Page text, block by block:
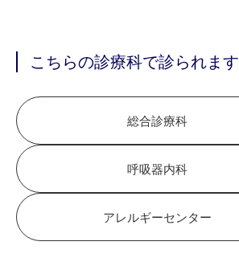
こちらの診療科で診られます
総合診療科
呼吸器内科
アレルギーセンター